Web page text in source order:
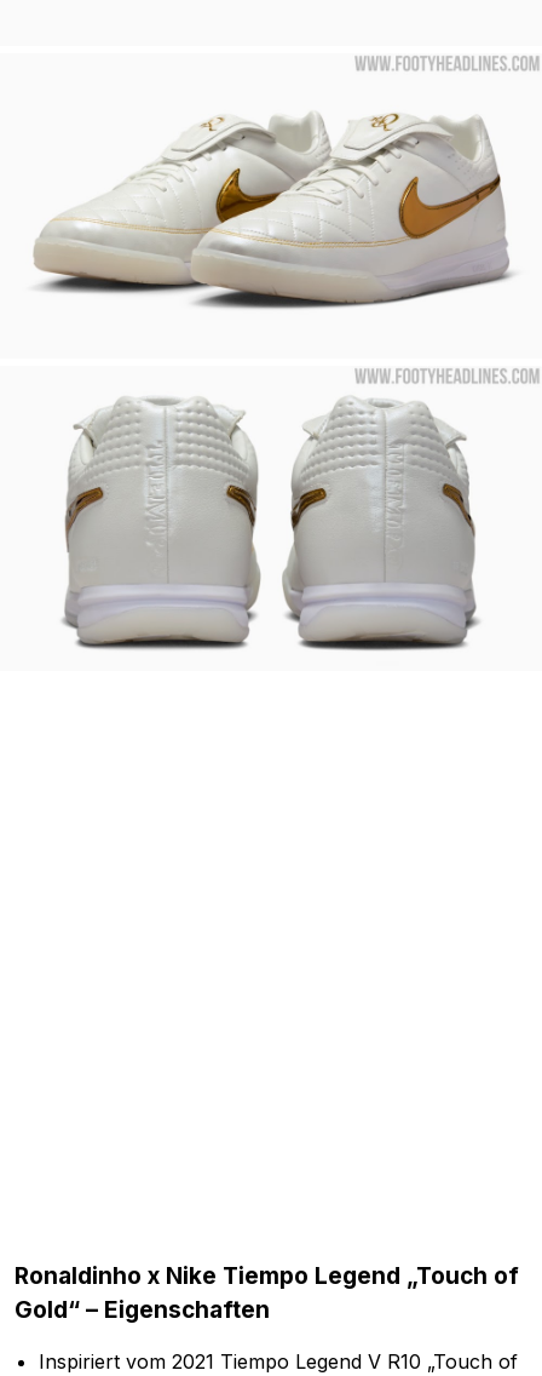
Ronaldinho x Nike Tiempo Legend „Touch of
Gold“ – Eigenschaften
Inspiriert vom 2021 Tiempo Legend V R10 „Touch of